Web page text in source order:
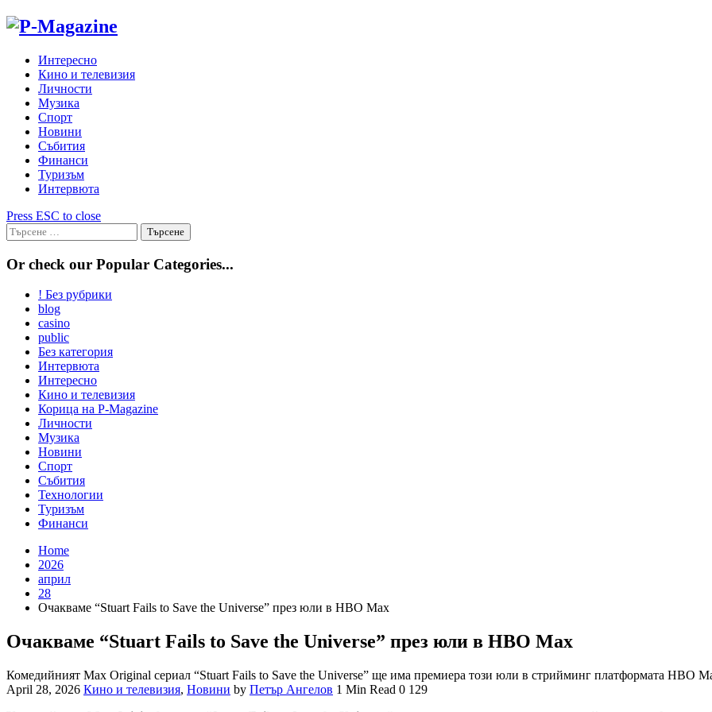
Skip
Интересно
Кино и телевизия
Личности
Музика
Спорт
Новини
Събития
Финанси
Туризъм
Интервюта
Press ESC to close
Търсене
за:
Or check our Popular Categories...
! Без рубрики
blog
casino
public
Без категория
Интервюта
Интересно
Кино и телевизия
Корица на P-Magazine
Личности
Музика
Новини
Спорт
Събития
Технологии
Туризъм
Финанси
Home
2026
април
28
Очакваме “Stuart Fails to Save the Universe” през юли в HBO Max
Очакваме “Stuart Fails to Save the Universe” през юли в HBO Max
Комедийният Max Original сериал “Stuart Fails to Save the Universe” ще има премиера този юли в стрийминг платформата HBO
April 28, 2026 Кино и телевизия, Новини by Петър Ангелов 1 Min Read 0 129